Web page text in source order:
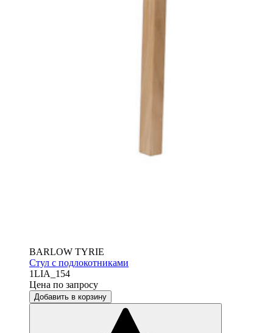
BARLOW TYRIE
Стул с подлокотниками
1LIA_154
Цена по запросу
Добавить в корзину